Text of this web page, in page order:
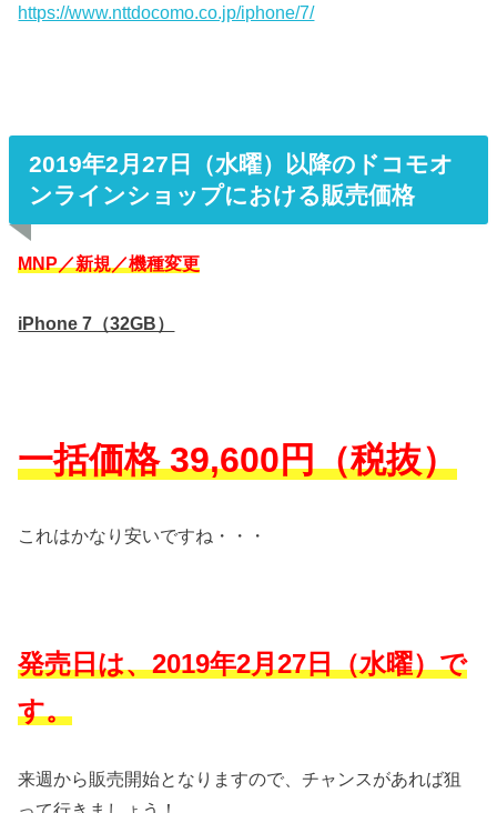
https://www.nttdocomo.co.jp/iphone/7/
2019年2月27日（水曜）以降のドコモオ
ンラインショップにおける販売価格
MNP／新規／機種変更
iPhone 7（32GB）
一括価格 39,600円（税抜）
これはかなり安いですね・・・
発売日は、2019年2月27日（水曜）で
す。
来週から販売開始となりますので、チャンスがあれば狙